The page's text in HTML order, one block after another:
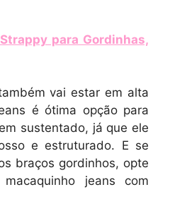
para Gordinhas,
vai estar em alta
é ótima opção para
sustentado, já que ele
e estruturado. E se
braços gordinhos, opte
jeans com